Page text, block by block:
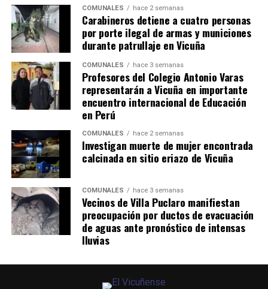
COMUNALES hace 2 semanas
Carabineros detiene a cuatro personas
por porte ilegal de armas y municiones
durante patrullaje en Vicuña
COMUNALES hace 3 semanas
Profesores del Colegio Antonio Varas
representarán a Vicuña en importante
encuentro internacional de Educación
en Perú
COMUNALES hace 2 semanas
Investigan muerte de mujer encontrada
calcinada en sitio eriazo de Vicuña
COMUNALES hace 3 semanas
Vecinos de Villa Puclaro manifiestan
preocupación por ductos de evacuación
de aguas ante pronóstico de intensas
lluvias